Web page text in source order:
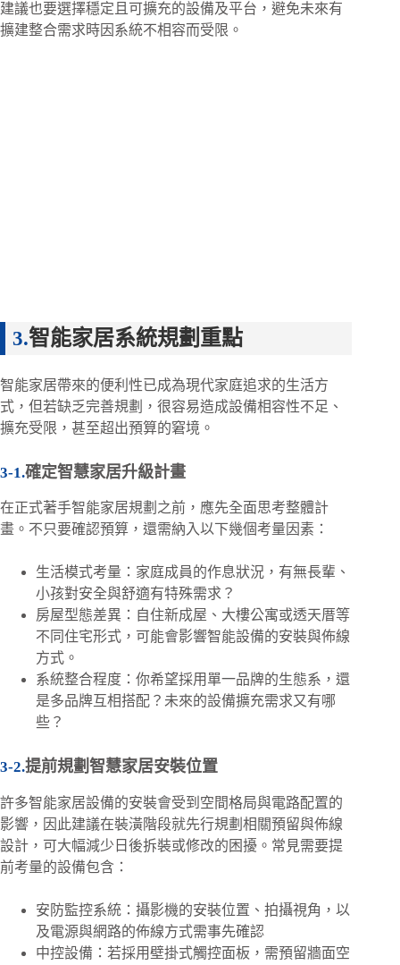
建議也要選擇穩定且可擴充的設備及平台，避免未來有
擴建整合需求時因系統不相容而受限。
智能家居系統規劃重點
智能家居帶來的便利性已成為現代家庭追求的生活方
式，但若缺乏完善規劃，很容易造成設備相容性不足、
擴充受限，甚至超出預算的窘境。
確定智慧家居升級計畫
在正式著手智能家居規劃之前，應先全面思考整體計
畫。不只要確認預算，還需納入以下幾個考量因素：
生活模式考量：家庭成員的作息狀況，有無長輩、
小孩對安全與舒適有特殊需求？
房屋型態差異：自住新成屋、大樓公寓或透天厝等
不同住宅形式，可能會影響智能設備的安裝與佈線
方式。
系統整合程度：你希望採用單一品牌的生態系，還
是多品牌互相搭配？未來的設備擴充需求又有哪
些？
提前規劃智慧家居安裝位置
許多智能家居設備的安裝會受到空間格局與電路配置的
影響，因此建議在裝潢階段就先行規劃相關預留與佈線
設計，可大幅減少日後拆裝或修改的困擾。常見需要提
前考量的設備包含：
安防監控系統：攝影機的安裝位置、拍攝視角，以
及電源與網路的佈線方式需事先確認
中控設備：若採用壁掛式觸控面板，需預留牆面空